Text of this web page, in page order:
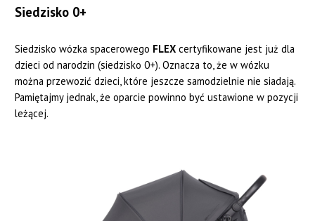
Siedzisko 0+
Siedzisko wózka spacerowego FLEX certyfikowane jest już dla
dzieci od narodzin (siedzisko 0+). Oznacza to, że w wózku
można przewozić dzieci, które jeszcze samodzielnie nie siadają.
Pamiętajmy jednak, że oparcie powinno być ustawione w pozycji
leżącej.